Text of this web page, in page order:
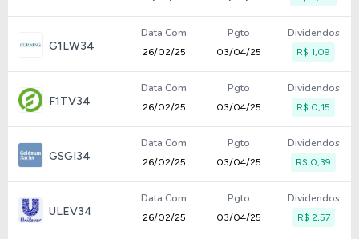
G1LW34
Data Com
26/02/25
Pgto
03/04/25
Dividendos
R$ 1,09
F1TV34
Data Com
26/02/25
Pgto
03/04/25
Dividendos
R$ 0,15
GSGI34
Data Com
26/02/25
Pgto
03/04/25
Dividendos
R$ 0,39
ULEV34
Data Com
26/02/25
Pgto
03/04/25
Dividendos
R$ 2,57